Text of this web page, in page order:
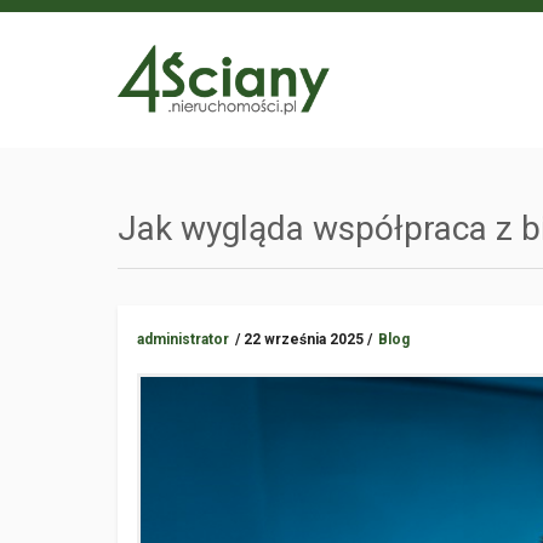
Jak wygląda współpraca z
administrator / 22 września 2025 / Blog